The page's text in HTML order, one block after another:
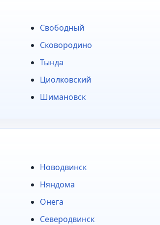
Свободный
Сковородино
Тында
Циолковский
Шимановск
Новодвинск
Няндома
Онега
Северодвинск